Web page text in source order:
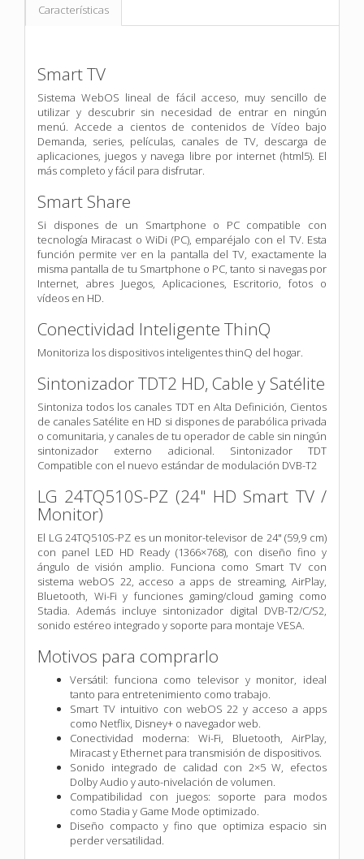
Características
Smart TV
Sistema WebOS lineal de fácil acceso, muy sencillo de
utilizar y descubrir sin necesidad de entrar en ningún
menú. Accede a cientos de contenidos de Vídeo bajo
Demanda, series, películas, canales de TV, descarga de
aplicaciones, juegos y navega libre por internet (html5). El
más completo y fácil para disfrutar.
Smart Share
Si dispones de un Smartphone o PC compatible con
tecnología Miracast o WiDi (PC), emparéjalo con el TV. Esta
función permite ver en la pantalla del TV, exactamente la
misma pantalla de tu Smartphone o PC, tanto si navegas por
Internet, abres Juegos, Aplicaciones, Escritorio, fotos o
vídeos en HD.
Conectividad Inteligente ThinQ
Monitoriza los dispositivos inteligentes thinQ del hogar.
Sintonizador TDT2 HD, Cable y Satélite
Sintoniza todos los canales TDT en Alta Definición, Cientos
de canales Satélite en HD si dispones de parabólica privada
o comunitaria, y canales de tu operador de cable sin ningún
sintonizador externo adicional. Sintonizador TDT
Compatible con el nuevo estándar de modulación DVB-T2
LG 24TQ510S-PZ (24" HD Smart TV /
Monitor)
El LG 24TQ510S-PZ es un monitor-televisor de 24" (59,9 cm)
con panel LED HD Ready (1366×768), con diseño fino y
ángulo de visión amplio. Funciona como Smart TV con
sistema webOS 22, acceso a apps de streaming, AirPlay,
Bluetooth, Wi-Fi y funciones gaming/cloud gaming como
Stadia. Además incluye sintonizador digital DVB-T2/C/S2,
sonido estéreo integrado y soporte para montaje VESA.
Motivos para comprarlo
Versátil: funciona como televisor y monitor, ideal
tanto para entretenimiento como trabajo.
Smart TV intuitivo con webOS 22 y acceso a apps
como Netflix, Disney+ o navegador web.
Conectividad moderna: Wi-Fi, Bluetooth, AirPlay,
Miracast y Ethernet para transmisión de dispositivos.
Sonido integrado de calidad con 2×5 W, efectos
Dolby Audio y auto-nivelación de volumen.
Compatibilidad con juegos: soporte para modos
como Stadia y Game Mode optimizado.
Diseño compacto y fino que optimiza espacio sin
perder versatilidad.